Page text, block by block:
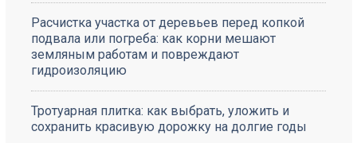
Расчистка участка от деревьев перед копкой
подвала или погреба: как корни мешают
земляным работам и повреждают
гидроизоляцию
Тротуарная плитка: как выбрать, уложить и
сохранить красивую дорожку на долгие годы